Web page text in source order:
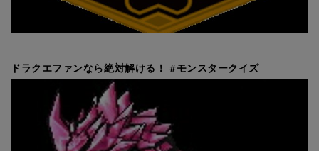
ドラクエファンなら絶対解ける！ #モンスタークイズ